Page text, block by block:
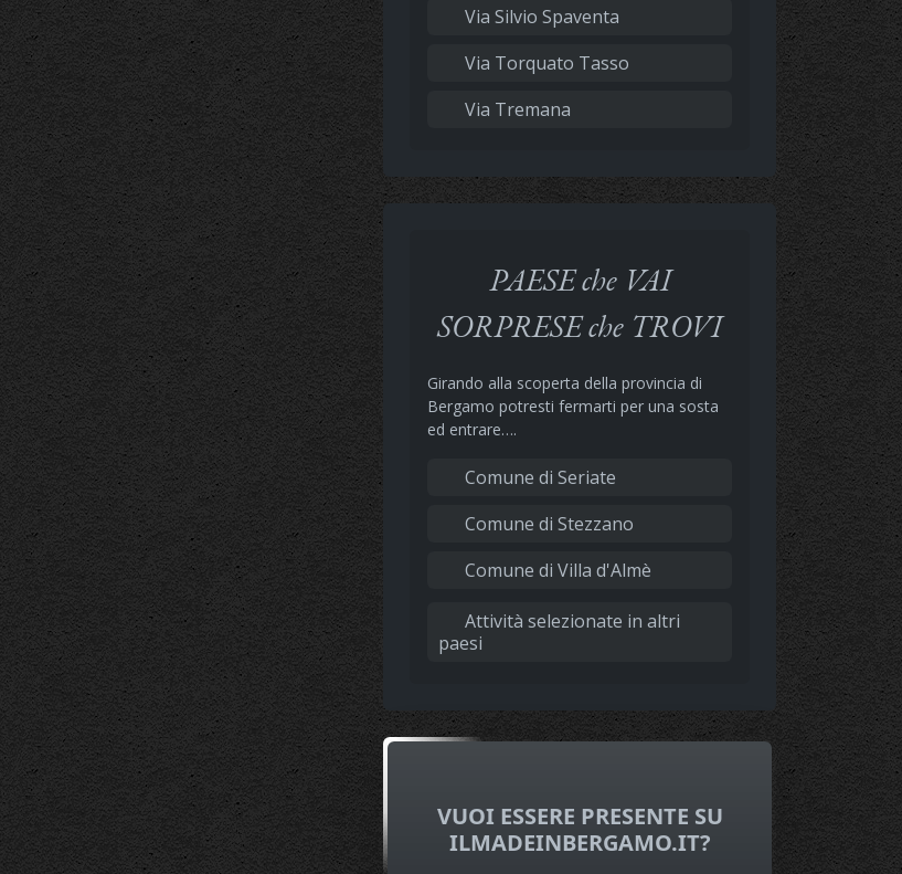
Via Silvio Spaventa
Via Torquato Tasso
Via Tremana
PAESE che VAI
SORPRESE che TROVI
Girando alla scoperta della provincia di
Bergamo potresti fermarti per una sosta
ed entrare….
Comune di Seriate
Comune di Stezzano
Comune di Villa d'Almè
Attività selezionate in altri
paesi
VUOI ESSERE PRESENTE SU
ILMADEINBERGAMO.IT?